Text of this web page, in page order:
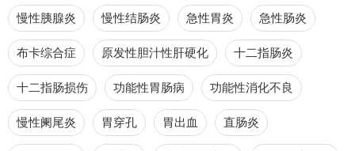
慢性胰腺炎 慢性结肠炎 急性胃炎 急性肠炎
布卡综合症 原发性胆汁性肝硬化 十二指肠炎
十二指肠损伤 功能性胃肠病 功能性消化不良
慢性阑尾炎 胃穿孔 胃出血 直肠炎